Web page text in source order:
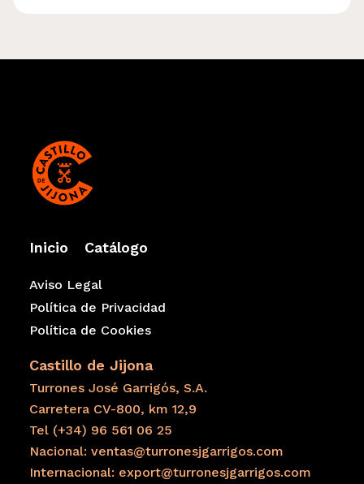
Información adicional sobre el Turrón con Almendras
Caramelizadas a La Sal
Producido y envasado en España.
Cartón 100% reciclable
Envasado en atmósfera protegida
Conservar en un lugar fresco y seco, alejado de la luz
Denominación de Origen IGP
Sellos de calidad
Inicio Catálogo
Aviso Legal
Política de Privacidad
Política de Cookies
Castillo de Jijona
Turrones José Garrigós, S.A.
Carretera CV-800, km 12,9
Tel (+34) 96 561 06 25
Nacional: ventas@turronesjgarrigos.com
Internacional: export@turronesjgarrigos.com